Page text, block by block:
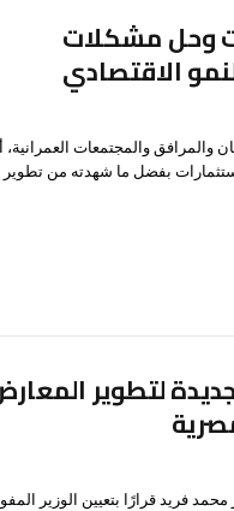
وحل مشكلات
الاقتصادي
والمرافق والمجتمعات العمرانية،
بفضل ما شهدته من تطوير
لتطوير
محمد فريد قرارًا بتعيين الوزير